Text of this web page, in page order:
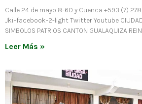
Calle 24 de mayo 8-60 y Cuenca +593 (7)
Jki-facebook-2-light Twitter Youtube CIUDAD
SIMBOLOS PATRIOS CANTON GUALAQUIZA
Leer Más »